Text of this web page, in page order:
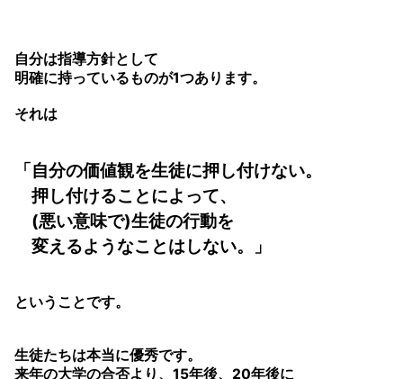
自分は指導方針として
明確に持っているものが1つあります。
それは
「自分の価値観を生徒に押し付けない。
押し付けることによって、
(悪い意味で)生徒の行動を
変えるようなことはしない。」
ということです。
生徒たちは本当に優秀です。
来年の大学の合否より、15年後、20年後に